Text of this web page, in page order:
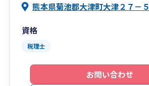
熊本県菊池郡大津町大津２７－５
資格
税理士
お問い合わせ